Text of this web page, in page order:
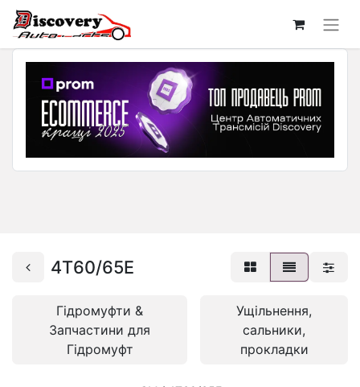
4T60/65E
Гідромуфти &
Запчастини для
Гідромуфт
Ущільнення,
сальники,
прокладки